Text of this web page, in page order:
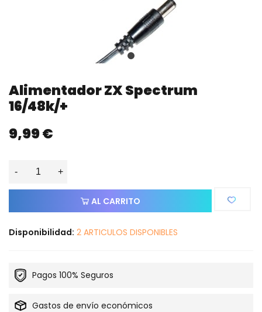
Alimentador ZX Spectrum
16/48k/+
9,99 €
- +
AL CARRITO
Disponibilidad: 2 ARTICULOS DISPONIBLES
Pagos 100% Seguros
Gastos de envío económicos